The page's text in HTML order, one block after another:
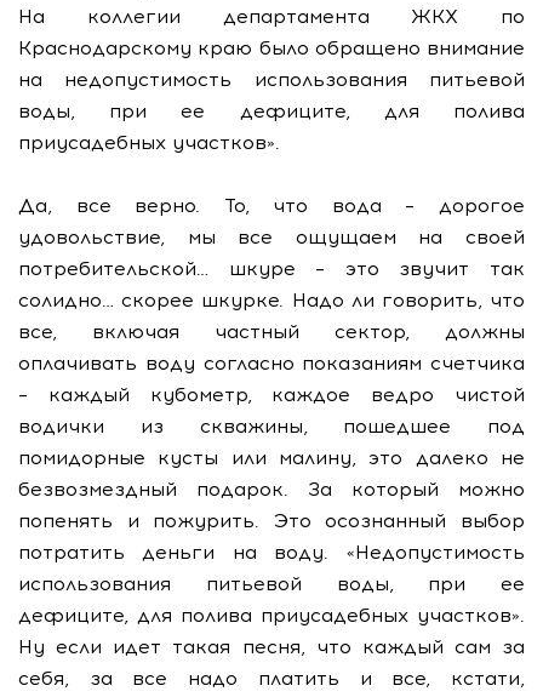
На коллегии департамента ЖКХ по
Краснодарскому краю было обращено внимание
на недопустимость использования питьевой
воды, при ее дефиците, для полива
приусадебных участков».
Да, все верно. То, что вода – дорогое
удовольствие, мы все ощущаем на своей
потребительской… шкуре – это звучит так
солидно… скорее шкурке. Надо ли говорить, что
все, включая частный сектор, должны
оплачивать воду согласно показаниям счетчика
– каждый кубометр, каждое ведро чистой
водички из скважины, пошедшее под
помидорные кусты или малину, это далеко не
безвозмездный подарок. За который можно
попенять и пожурить. Это осознанный выбор
потратить деньги на воду. «Недопустимость
использования питьевой воды, при ее
дефиците, для полива приусадебных участков».
Ну если идет такая песня, что каждый сам за
себя, за все надо платить и все, кстати,